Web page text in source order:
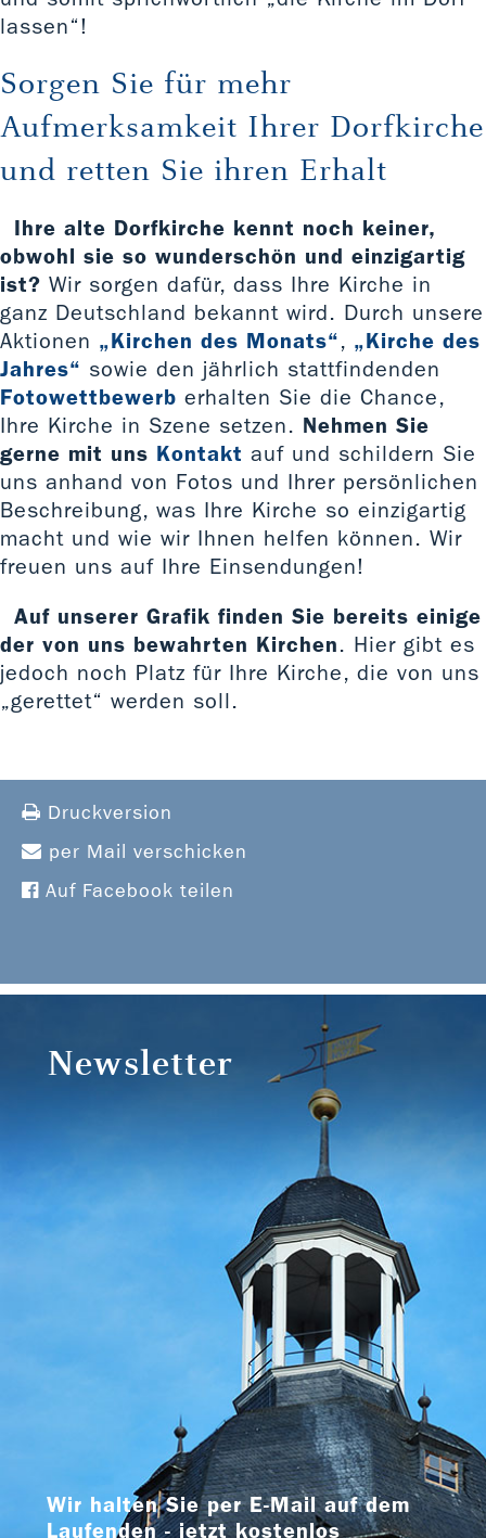
lassen“!
Sorgen Sie für mehr
Aufmerksamkeit Ihrer Dorfkirche
und retten Sie ihren Erhalt
Ihre alte Dorfkirche kennt noch keiner,
obwohl sie so wunderschön und einzigartig
ist? Wir sorgen dafür, dass Ihre Kirche in
ganz Deutschland bekannt wird. Durch unsere
Aktionen „Kirchen des Monats“, „Kirche des
Jahres“ sowie den jährlich stattfindenden
Fotowettbewerb erhalten Sie die Chance,
Ihre Kirche in Szene setzen. Nehmen Sie
gerne mit uns Kontakt auf und schildern Sie
uns anhand von Fotos und Ihrer persönlichen
Beschreibung, was Ihre Kirche so einzigartig
macht und wie wir Ihnen helfen können. Wir
freuen uns auf Ihre Einsendungen!
Auf unserer Grafik finden Sie bereits einige
der von uns bewahrten Kirchen. Hier gibt es
jedoch noch Platz für Ihre Kirche, die von uns
„gerettet“ werden soll.
Druckversion
per Mail verschicken
Auf Facebook teilen
Newsletter
Wir halten Sie per E-Mail auf dem
Laufenden - jetzt kostenlos